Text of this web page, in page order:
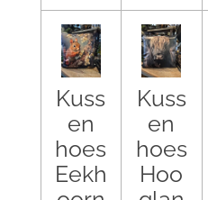
Kuss
en
hoes
Eekh
Kuss
en
hoes
Hoo